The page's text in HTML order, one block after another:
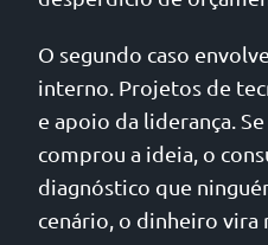
O segundo caso
interno. Projetos de
e apoio da liderança.
comprou a ideia, o
diagnóstico que
cenário, o dinheiro vira